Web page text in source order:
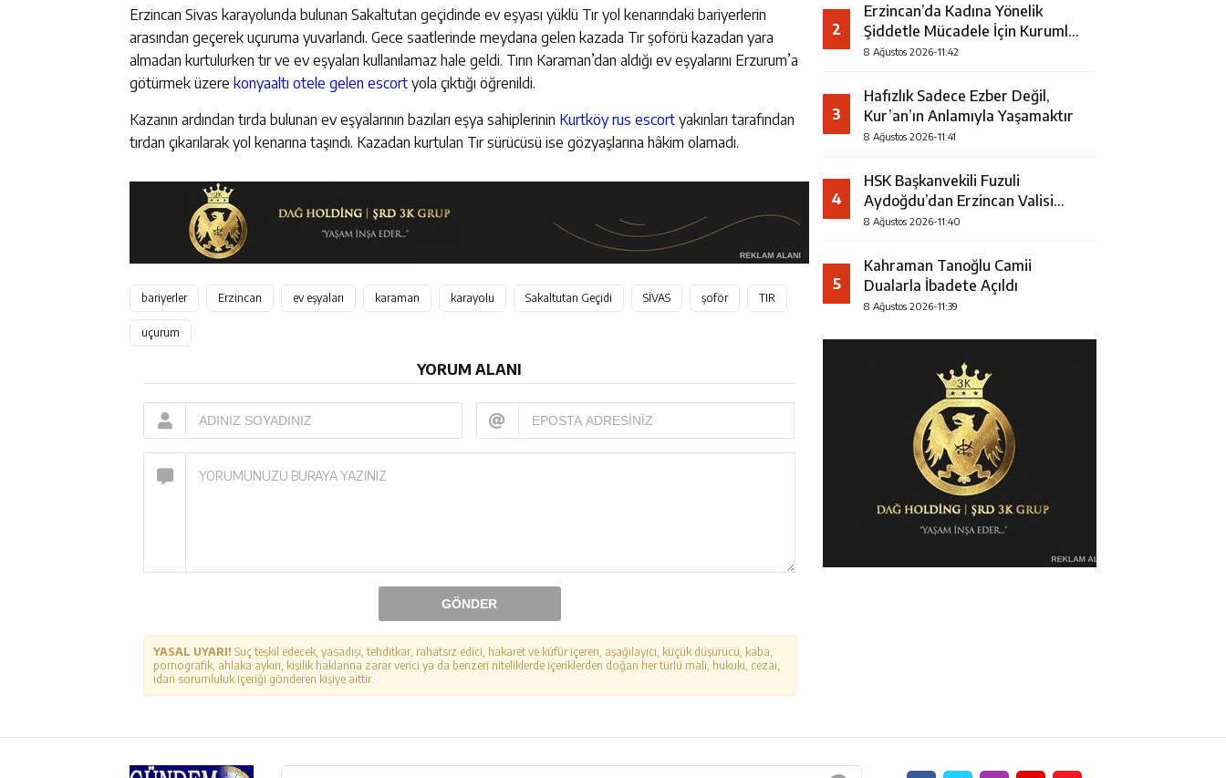
Erzincan Sivas karayolunda bulunan Sakaltutan geçidinde ev eşyası yüklü Tır yol kenarındaki bariyerlerin
arasından geçerek uçuruma yuvarlandı. Gece saatlerinde meydana gelen kazada Tır şoförü kazadan yara
almadan kurtulurken tır ve ev eşyaları kullanılamaz hale geldi. Tırın Karaman’dan aldığı ev eşyalarını Erzurum’a
götürmek üzere konyaaltı otele gelen escort yola çıktığı öğrenildi.
Kazanın ardından tırda bulunan ev eşyalarının bazıları eşya sahiplerinin Kurtköy rus escort yakınları tarafından
tırdan çıkarılarak yol kenarına taşındı. Kazadan kurtulan Tır sürücüsü ise gözyaşlarına hâkim olamadı.
bariyerler Erzincan ev eşyaları karaman karayolu Sakaltutan Geçidi SİVAS şoför TIR
uçurum
YORUM ALANI
GÖNDER
YASAL UYARI! Suç teşkil edecek, yasadışı, tehditkar, rahatsız edici, hakaret ve küfür içeren, aşağılayıcı, küçük düşürücü, kaba,
pornografik, ahlaka aykırı, kişilik haklarına zarar verici ya da benzeri niteliklerde içeriklerden doğan her türlü mali, hukuki, cezai,
idari sorumluluk içeriği gönderen kişiye aittir.
2
Erzincan’da Kadına Yönelik
Şiddetle Mücadele İçin Kurumlar
Bir Araya Geldi
8 Ağustos 2026-11:42
3
Hafızlık Sadece Ezber Değil,
Kur’an’ın Anlamıyla Yaşamaktır
8 Ağustos 2026-11:41
4
HSK Başkanvekili Fuzuli
Aydoğdu’dan Erzincan Valisi
Hamza Aydoğdu’ya Ziyaret
8 Ağustos 2026-11:40
5
Kahraman Tanoğlu Camii
Dualarla İbadete Açıldı
8 Ağustos 2026-11:39